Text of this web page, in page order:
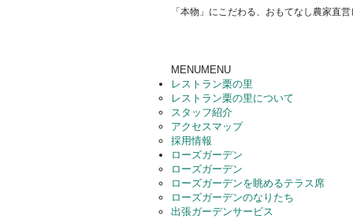
「本物」にこだわる、おもてなし農家直
MENUMENU
レストラン栗の里
レストラン栗の里について
スタッフ紹介
アクセスマップ
採用情報
ローズガーデン
ローズガーデン
ローズガーデンを眺めるテラス席
ローズガーデンのなりたち
出張ガーデンサービス